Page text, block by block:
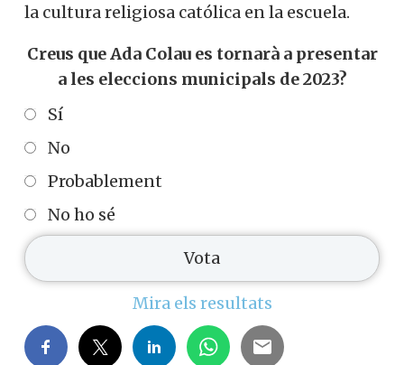
la cultura religiosa católica en la escuela.
Creus que Ada Colau es tornarà a presentar
a les eleccions municipals de 2023?
Sí
No
Probablement
No ho sé
Mira els resultats